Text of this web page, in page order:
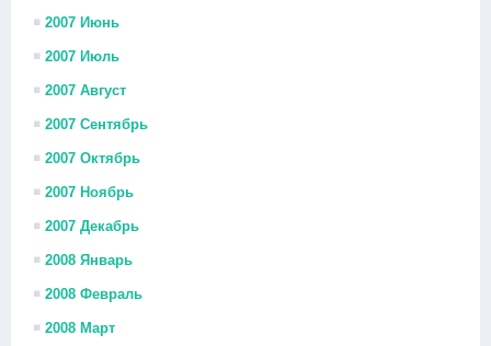
2007 Июнь
2007 Июль
2007 Август
2007 Сентябрь
2007 Октябрь
2007 Ноябрь
2007 Декабрь
2008 Январь
2008 Февраль
2008 Март